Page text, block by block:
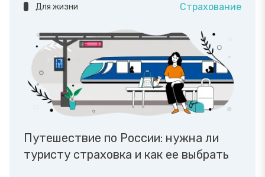
Для жизни Страхование
Путешествие по России: нужна ли
туристу страховка и как ее выбрать